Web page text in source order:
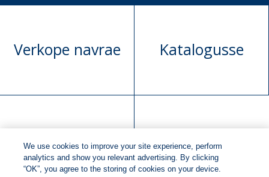
Verkope navrae Katalogusse
Manuskrip
voorlegging
Versoek boekregte
We use cookies to improve your site experience, perform
analytics and show you relevant advertising. By clicking
“OK”, you agree to the storing of cookies on your device.